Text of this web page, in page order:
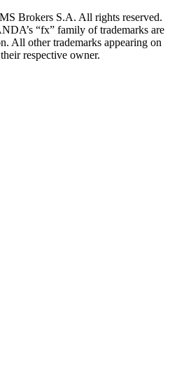
Brokers S.A. All rights reserved.
“fx” family of trademarks are
All other trademarks appearing on
respective owner.